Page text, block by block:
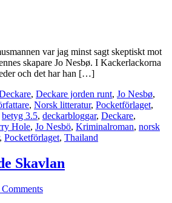
var jag minst sagt skeptiskt mot
skapare Jo Nesbø. I Kackerlackorna
och det har han […]
, Deckare jorden runt, Jo Nesbø,
, Norsk litteratur, Pocketförlaget,
betyg 3.5, deckarbloggar, Deckare,
Hole, Jo Nesbö, Kriminalroman, norsk
, Pocketförlaget, Thailand
Skavlan
Comments